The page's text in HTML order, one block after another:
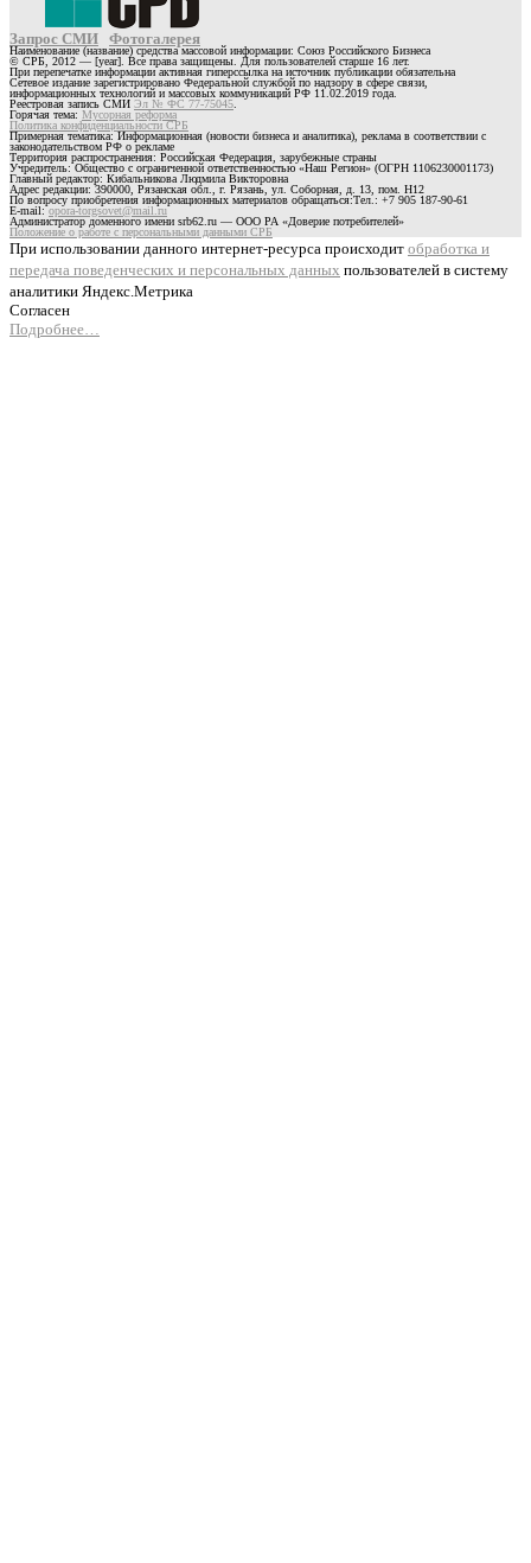
Запрос СМИ Фотогалерея
Наименование (название) средства массовой информации: Союз Российского Бизнеса
© СРБ, 2012 — [year]. Все права защищены. Для пользователей старше 16 лет.
При перепечатке информации активная гиперссылка на источник публикации обязательна
Сетевое издание зарегистрировано Федеральной службой по надзору в сфере связи,
информационных технологий и массовых коммуникаций РФ 11.02.2019 года.
Реестровая запись СМИ Эл № ФС 77-75045
Горячая тема: Мусорная реформа
Политика конфиденциальности СРБ
Примерная тематика: Информационная (новости бизнеса и аналитика), реклама в соответствии с
законодательством РФ о рекламе
Территория распространения: Российская Федерация, зарубежные страны
Учредитель: Общество с ограниченной ответственностью «Наш Регион» (ОГРН 1106230001173)
Главный редактор: Кибальникова Людмила Викторовна
Адрес редакции: 390000, Рязанская обл., г. Рязань, ул. Соборная, д. 13, пом. Н12
По вопросу приобретения информационных материалов обращаться:Тел.: +7 905 187-90-61
E-mail:opora-torgsovet@mail.ru
Администратор доменного имени srb62.ru — ООО РА «Доверие потребителей»
Положение о работе с персональными данными СРБ
При использовании данного интернет-ресурса происходит обработка и
передача поведенческих и персональных данных пользователей в систему
аналитики Яндекс.Метрика
Согласен
Подробнее…